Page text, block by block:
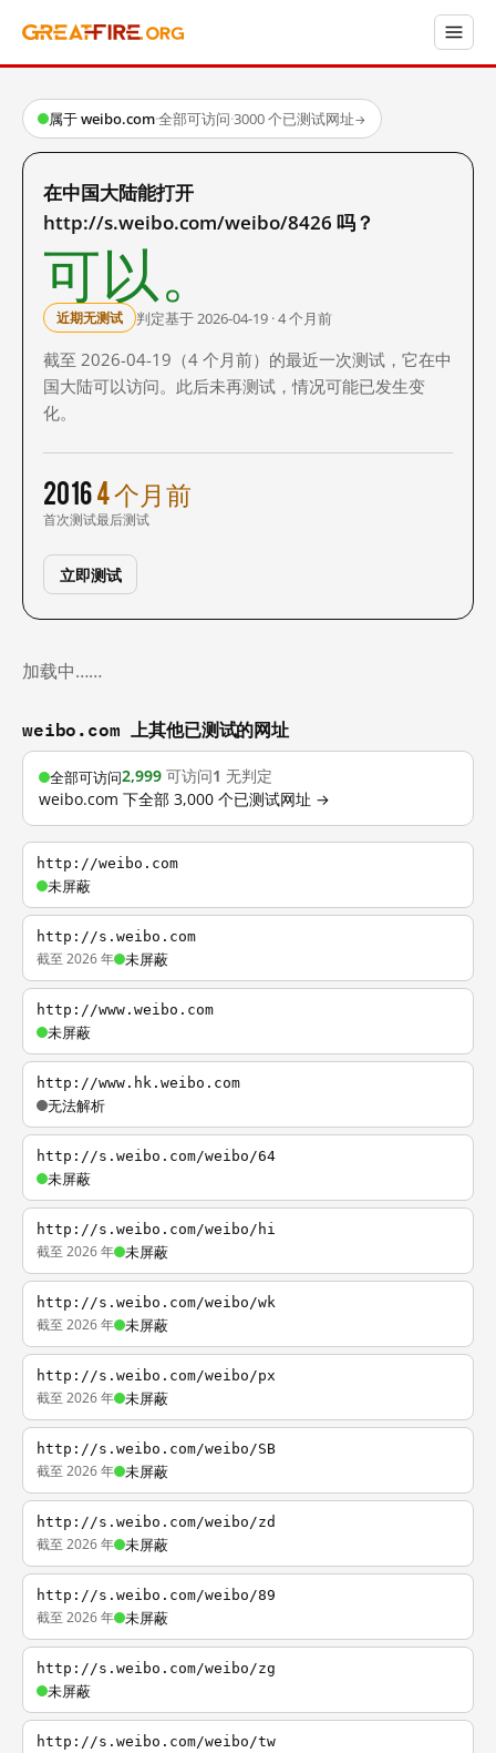
属于 weibo.com·全部可访问·3000 个已测试网址→
在中国大陆能打开
http://s.weibo.com/weibo/8426 吗？
可以。
近期无测试 判定基于 2026-04-19 · 4 个月前
截至 2026-04-19（4 个月前）的最近一次测试，它在中
国大陆可以访问。此后未再测试，情况可能已发生变
化。
2016
首次测试
4 个月前
最后测试
立即测试
加载中……
weibo.com 上其他已测试的网址
全部可访问2,999 可访问1 无判定
weibo.com 下全部 3,000 个已测试网址 →
http://weibo.com
未屏蔽
http://s.weibo.com
截至 2026 年 未屏蔽
http://www.weibo.com
未屏蔽
http://www.hk.weibo.com
无法解析
http://s.weibo.com/weibo/64
未屏蔽
http://s.weibo.com/weibo/hi
截至 2026 年 未屏蔽
http://s.weibo.com/weibo/wk
截至 2026 年 未屏蔽
http://s.weibo.com/weibo/px
截至 2026 年 未屏蔽
http://s.weibo.com/weibo/SB
截至 2026 年 未屏蔽
http://s.weibo.com/weibo/zd
截至 2026 年 未屏蔽
http://s.weibo.com/weibo/89
截至 2026 年 未屏蔽
http://s.weibo.com/weibo/zg
未屏蔽
http://s.weibo.com/weibo/tw